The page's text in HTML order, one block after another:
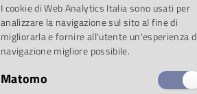
I cookie di Web Analytics Italia sono usati per
analizzare la navigazione sul sito al fine di
migliorarla e fornire all'utente un'esperienza
navigazione migliore possibile.
Matomo